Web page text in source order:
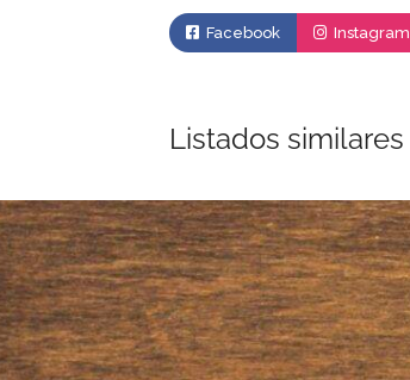
Facebook Instagram
Listados similares